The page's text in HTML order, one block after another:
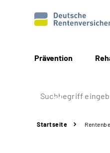
Prävention
Startseite